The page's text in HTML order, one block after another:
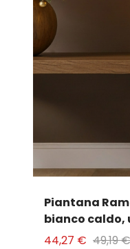
Piantana
bianco caldo,
44,27 € 49,19 €